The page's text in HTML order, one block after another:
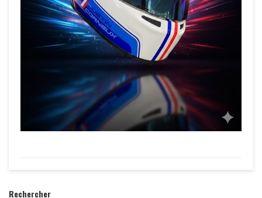
Rechercher